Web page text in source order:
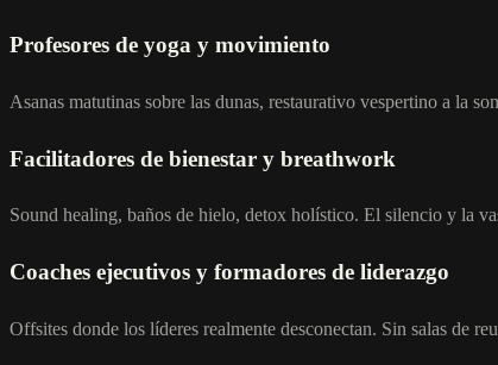
Profesores de yoga y movimiento
Asanas matutinas sobre las dunas, restaurativo vespertino a la
Facilitadores de bienestar y breathwork
Sound healing, baños de hielo, detox holístico. El silencio y la
Coaches ejecutivos y formadores de liderazgo
Offsites donde los líderes realmente desconectan. Sin salas de